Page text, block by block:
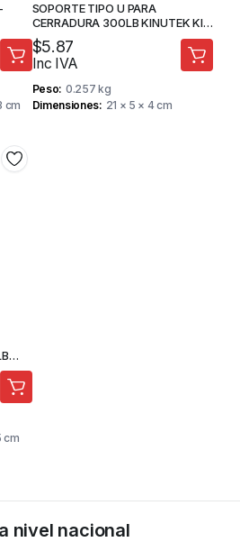
cm
SOPORTE TIPO U PARA
CERRADURA 300LB KINUTEK KI-
Y180U
$5.87
Inc IVA
Peso 0.257 kg
Dimensiones
21 × 5 × 4 cm
cm
nivel nacional